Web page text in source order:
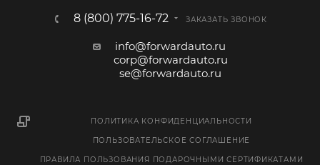
8 (800) 775-16-72 ЗАКАЗАТЬ ЗВОНОК
info@forwardauto.ru
corp@forwardauto.ru
se@forwardauto.ru
ПОЛИТИКА КОНФИДЕНЦИАЛЬНОСТИ
ПОЛЬЗОВАТЕЛЬСКОЕ СОГЛАШЕНИЕ
ПРАВИЛА ПОЛЬЗОВАНИЯ ПОДАРОЧНЫМИ СЕРТИФИКАТАМИ